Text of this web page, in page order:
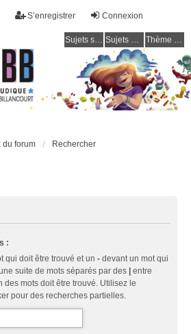
Connexion
S’enregistrer
Sujets sans réponse Sujets actifs Thème clair / foncé
du forum Rechercher
:
qui doit être trouvé et un - devant un mot qui
suite de mots séparés par des | entre
des mots doit être trouvé. Utilisez le
pour des recherches partielles.